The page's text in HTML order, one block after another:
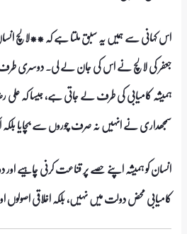
اس کہانی سے ہمیں یہ سبق ملتا ہے کہ **لالچ انسان
جعفر کی لالچ نے اس کی جان لے لی۔ دوسری
ہمیشہ کامیابی کی طرف لے جاتی ہے، جیسا کہ علی
سمجھداری نے انہیں نہ صرف چوروں سے بچایا بلکہ
انسان کو ہمیشہ اپنے حصے پر قناعت کرنی چاہیے
کامیابی محض دولت میں نہیں، بلکہ اخلاقی اصولوں